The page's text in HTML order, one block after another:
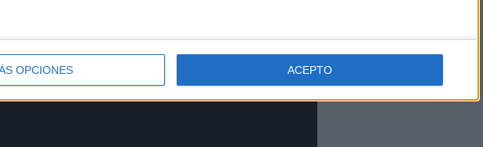
OPCIONES ACEPTO
de la enfermedad del coronavirus y las limitaciones